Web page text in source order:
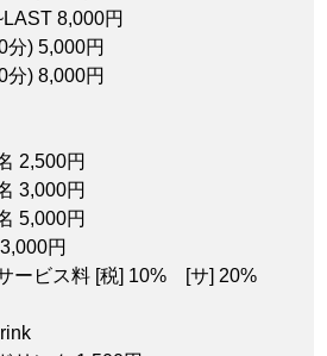
8,000円
分) 5,000円
分) 8,000円
2,500円
3,000円
5,000円
円
ービス料 [税] 10% [サ] 20%